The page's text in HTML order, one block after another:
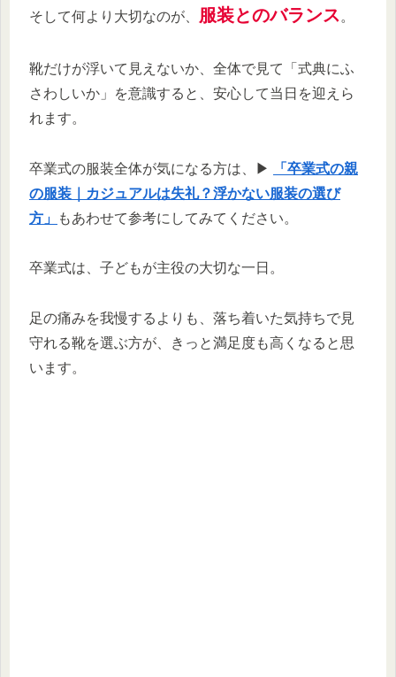
そして何より大切なのが、 服装とのバランス。
靴だけが浮いて見えないか、全体で見て「式典にふ
さわしいか」を意識すると、安心して当日を迎えら
れます。
卒業式の服装全体が気になる方は、▶︎
「卒業式の親
の服装｜カジュアルは失礼？浮かない服装の選び
方」
もあわせて参考にしてみてください。
卒業式は、子どもが主役の大切な一日。
足の痛みを我慢するよりも、落ち着いた気持ちで見
守れる靴を選ぶ方が、きっと満足度も高くなると思
います。